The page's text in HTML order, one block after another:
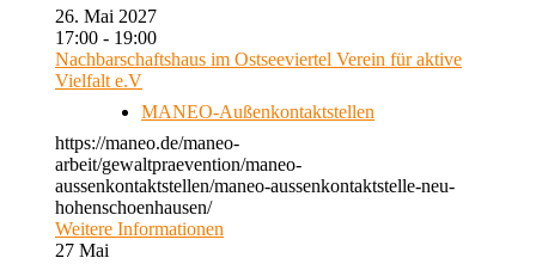
26. Mai 2027
17:00 - 19:00
Nachbarschaftshaus im Ostseeviertel Verein für aktive
Vielfalt e.V
MANEO-Außenkontaktstellen
https://maneo.de/maneo-
arbeit/gewaltpraevention/maneo-
aussenkontaktstellen/maneo-aussenkontaktstelle-neu-
hohenschoenhausen/
Weitere Informationen
27 Mai